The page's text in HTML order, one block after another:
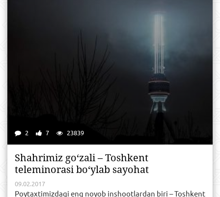
2 7 23839
Shahrimiz go‘zali – Toshkent
teleminorasi bo‘ylab sayohat
09.02.2017
Poytaxtimizdagi eng noyob inshootlardan biri – Toshkent